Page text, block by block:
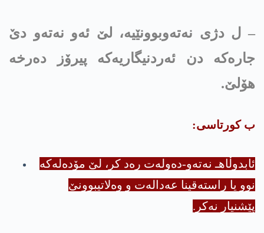
– ل دژی نەتەوبوونێیە، لێ ئەو نەتەو دێ
جارەکە دن ئەردنیگاریەکە پیرۆز دەرخە
هۆلێ.
ب کورتاسی:
ئابدوڵاهـ نەتەو-دەولەت رەد کر، لێ مۆدەلەکە
نوو یا راستەقینا عەدالەت و وەلاتیبوونێ
پێشنیار نەکر.